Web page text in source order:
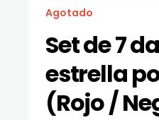
Set de 7
estrella
(Rojo /
Agotado